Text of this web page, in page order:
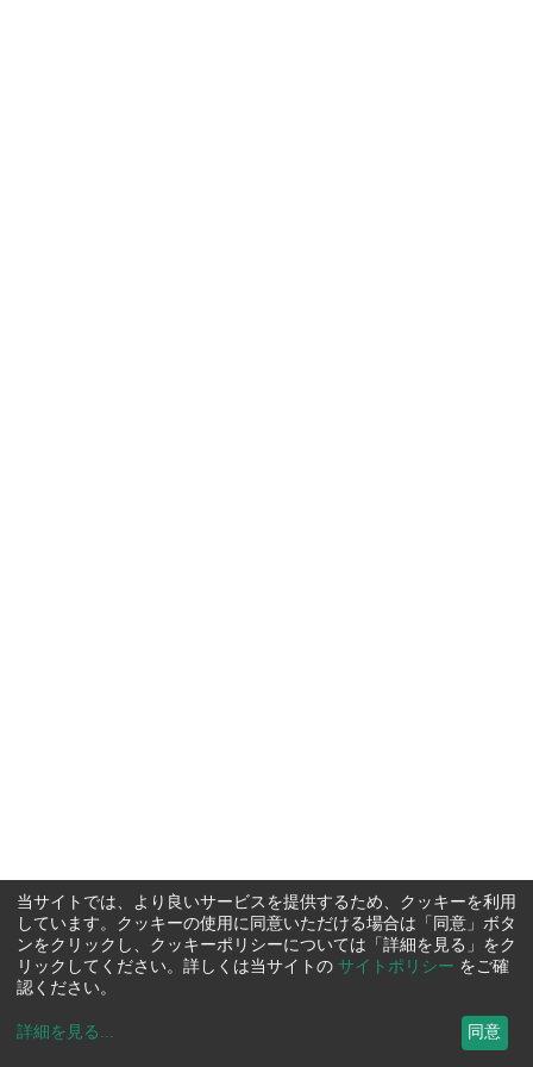
当サイトでは、より良いサービスを提供するため、クッキーを利用
しています。クッキーの使用に同意いただける場合は「同意」ボタ
ンをクリックし、クッキーポリシーについては「詳細を見る」をク
リックしてください。詳しくは当サイトの サイトポリシー をご確
認ください。
詳細を見る ... 同意